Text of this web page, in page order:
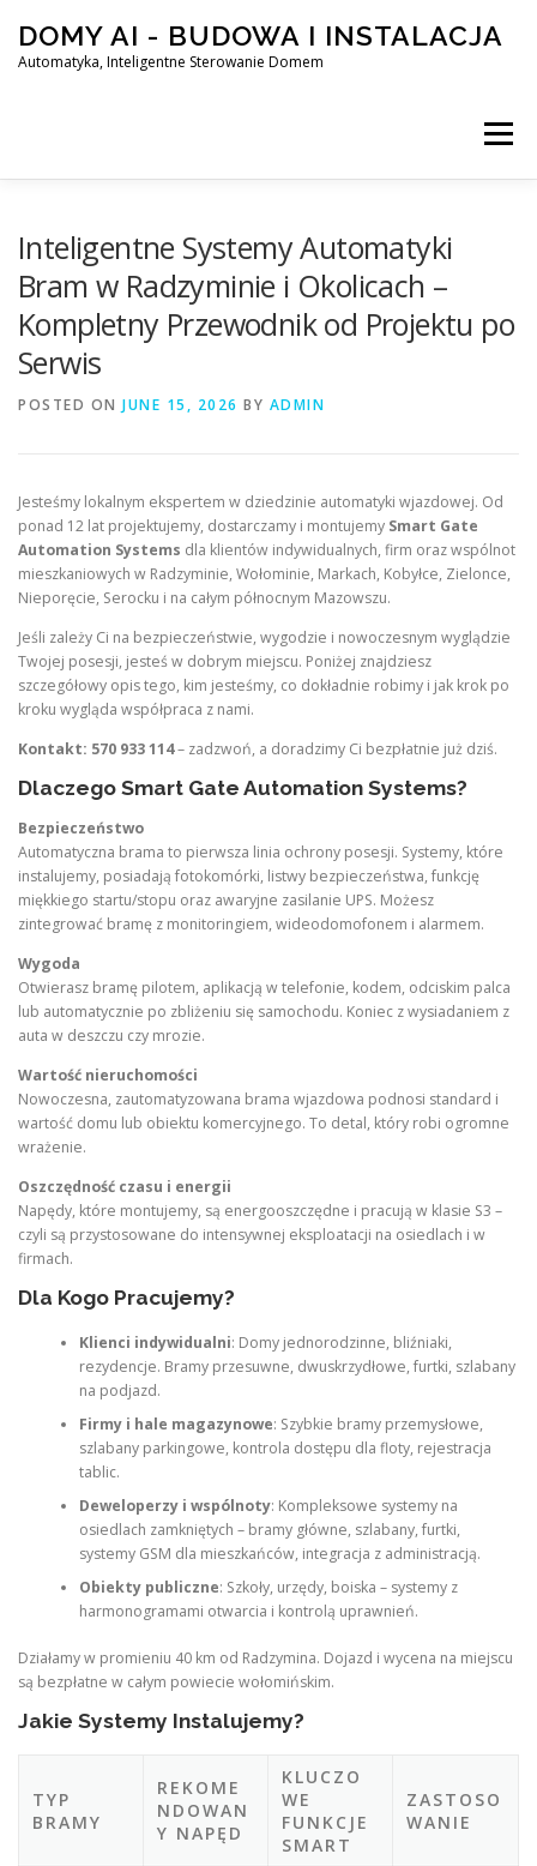
content
DOMY AI - BUDOWA I INSTALACJA
Automatyka, Inteligentne Sterowanie Domem
Menu
SMART DOM AI – AUTOMATYKA, INTELIGENTNE
BLOG KONTAKT
Inteligentne Systemy Automatyki
Bram w Radzyminie i Okolicach –
Kompletny Przewodnik od Projektu po
Serwis
POSTED ON JUNE 15, 2026 BY ADMIN
Jesteśmy lokalnym ekspertem w dziedzinie automatyki wjazdowej. Od
ponad 12 lat projektujemy, dostarczamy i montujemy Smart Gate
Automation Systems dla klientów indywidualnych, firm oraz wspólnot
mieszkaniowych w Radzyminie, Wołominie, Markach, Kobyłce, Zielonce,
Nieporęcie, Serocku i na całym północnym Mazowszu.
Jeśli zależy Ci na bezpieczeństwie, wygodzie i nowoczesnym wyglądzie
Twojej posesji, jesteś w dobrym miejscu. Poniżej znajdziesz
szczegółowy opis tego, kim jesteśmy, co dokładnie robimy i jak krok po
kroku wygląda współpraca z nami.
Kontakt: 570 933 114– zadzwoń, a doradzimy Ci bezpłatnie już dziś.
Dlaczego Smart Gate Automation Systems?
Bezpieczeństwo
Automatyczna brama to pierwsza linia ochrony posesji. Systemy, które
instalujemy, posiadają fotokomórki, listwy bezpieczeństwa, funkcję
miękkiego startu/stopu oraz awaryjne zasilanie UPS. Możesz
zintegrować bramę z monitoringiem, wideodomofonem i alarmem.
Wygoda
Otwierasz bramę pilotem, aplikacją w telefonie, kodem, odciskim palca
lub automatycznie po zbliżeniu się samochodu. Koniec z wysiadaniem z
auta w deszczu czy mrozie.
Wartość nieruchomości
Nowoczesna, zautomatyzowana brama wjazdowa podnosi standard i
wartość domu lub obiektu komercyjnego. To detal, który robi ogromne
wrażenie.
Oszczędność czasu i energii
Napędy, które montujemy, są energooszczędne i pracują w klasie S3 –
czyli są przystosowane do intensywnej eksploatacji na osiedlach i w
firmach.
Dla Kogo Pracujemy?
Klienci indywidualni: Domy jednorodzinne, bliźniaki,
rezydencje. Bramy przesuwne, dwuskrzydłowe, furtki, szlabany
na podjazd.
Firmy i hale magazynowe: Szybkie bramy przemysłowe,
szlabany parkingowe, kontrola dostępu dla floty, rejestracja
tablic.
Deweloperzy i wspólnoty: Kompleksowe systemy na
osiedlach zamkniętych – bramy główne, szlabany, furtki,
systemy GSM dla mieszkańców, integracja z administracją.
Obiekty publiczne: Szkoły, urzędy, boiska – systemy z
harmonogramami otwarcia i kontrolą uprawnień.
Działamy w promieniu 40 km od Radzymina. Dojazd i wycena na miejscu
są bezpłatne w całym powiecie wołomińskim.
Jakie Systemy Instalujemy?
TYP
BRAMY
REKOME
NDOWAN
Y NAPĘD
KLUCZO
WE
FUNKCJE
SMART
ZASTOSO
WANIE